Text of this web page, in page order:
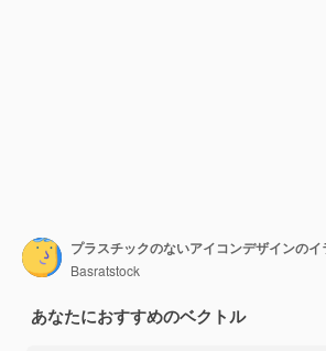
Basratstock
あなたにおすすめのベクトル